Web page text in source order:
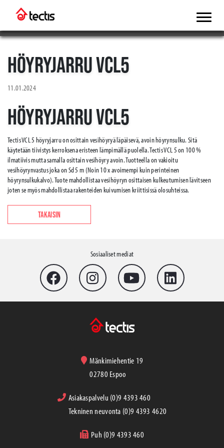
HÖYRYJARRU VCL5
11.01.2024
HÖYRYJARRU VCL5
Tectis VCL 5 höyryjarru on osittain vesihöyryä läpäisevä, avoin höyrynsulku. Sitä
käytetään tiivistys kerroksena eristeen lämpimällä puolella. Tectis VCL 5 on 100 %
ilmatiivis mutta samalla osittain vesihöyry avoin. Tuotteella on vakioitu
vesihöyrynvastus joka on Sd 5 m (Noin 10 x avoimempi kuin perinteinen
höyrynsulkukalvo). Tuote mahdollistaa vesihöyryn osittaisen kulkeutumisen lävitseen
joten se myös mahdollistaa rakenteiden kuivumisen kriittisissä olosuhteissa.
TAKAISIN
Sosiaaliset mediat
Mänkimiehentie 19
02780 Espoo
Asiakaspalvelu (0)9 4393 460
Tekninen neuvonta (0)9 4393 4620
Puh (0)9 4393 460